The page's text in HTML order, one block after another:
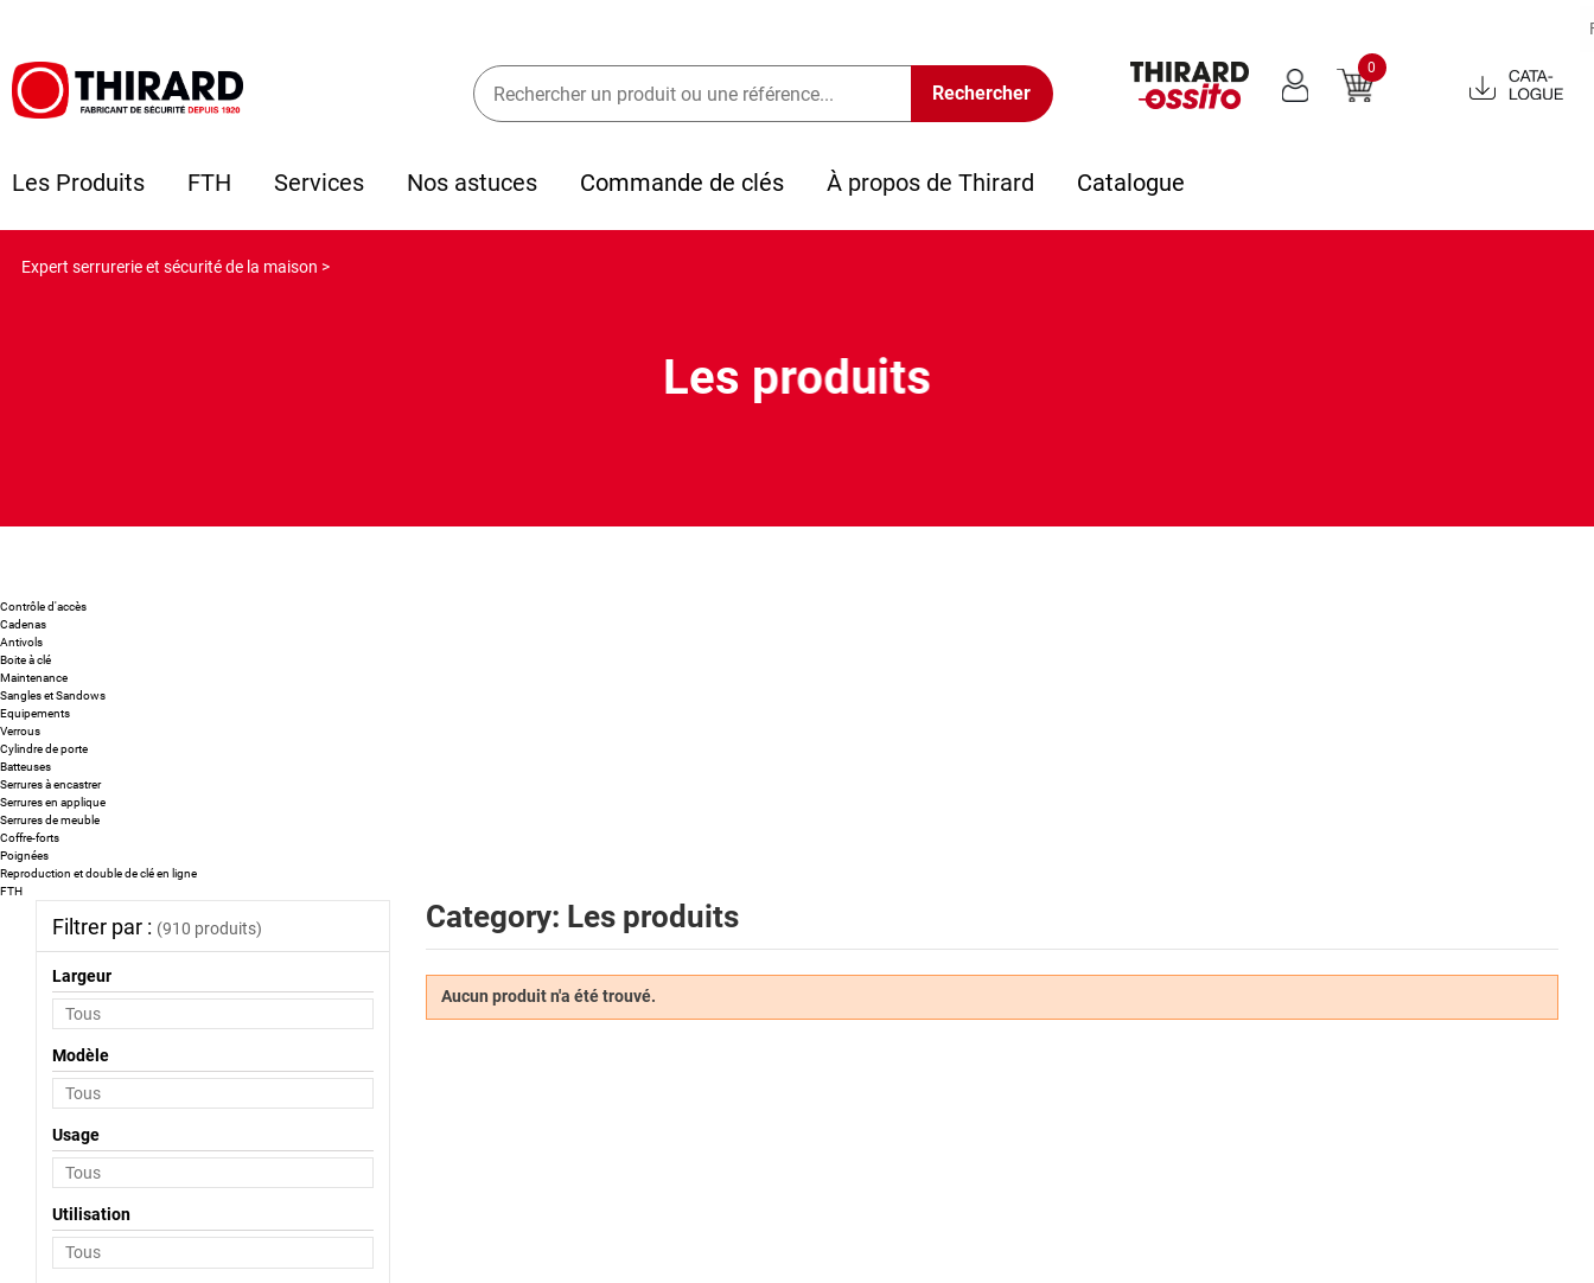
0
Catalogue
2022
Les Produits FTH Services Nos astuces Commande de clés À propos de Thirard Catalogue
Expert serrurerie et sécurité de la maison >
Les produits
Contrôle d'accès
Cadenas
Antivols
Boite à clé
Maintenance
Sangles et Sandows
Equipements
Verrous
Cylindre de porte
Batteuses
Serrures à encastrer
Serrures en applique
Serrures de meuble
Coffre-forts
Poignées
Reproduction et double de clé en ligne
FTH
Category: Les produits
Aucun produit n'a été trouvé.
Filtrer par : (910 produits)
Largeur
Modèle
Usage
Utilisation